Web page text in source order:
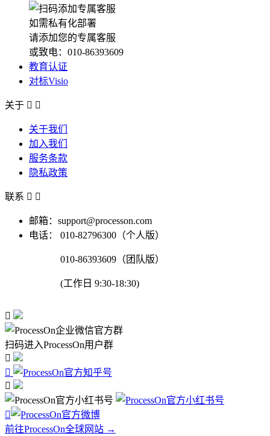
如需私有化部署
请添加您的专属客服
或致电：010-86393609
教育认证
对标Visio
关于  
关于我们
加入我们
服务条款
隐私政策
联系  
邮箱：support@processon.com
电话：
010-82796300（个人版）
010-86393609（团队版）
(工作日 9:30-18:30)

扫码进入ProcessOn用户群




前往ProcessOn全球网站 →